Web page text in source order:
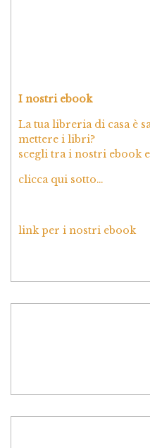
I nostri ebook
La tua libreria di casa è
mettere i libri?
scegli tra i nostri ebook
clicca qui sotto…
link per i nostri ebook